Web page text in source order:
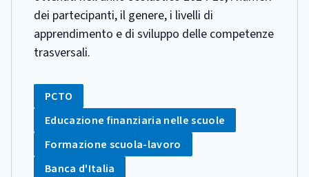
dei partecipanti, il genere, i livelli di
apprendimento e di sviluppo delle competenze
trasversali.
CATEGORIA:
Tag:
PCTO
Tag:
Educazione finanziaria nelle scuole
Tag:
Formazione scuola-lavoro
Tag:
Banca d'Italia